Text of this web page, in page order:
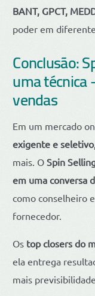
BANT, GPCT,
poder em
Conclusão:
uma
vendas
Em um mercado
exigente e seletivo
mais. OSpin
em uma conversa
como conselheiro
fornecedor.
Os top closers do
ela entrega
mais